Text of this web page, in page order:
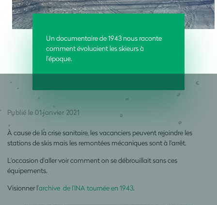
Un documentaire de 1943 nous raconte
comment évoluaient les skieurs à
l’époque.
Publié le 01 janvier 2021
À cause de la crise sanitaire, les vacanciers peuvent rejoindre les
stations de skis mais les remontées mécaniques sont à l'arrêt.
L'occasion d'aller voir comment on se débrouillait sans ces
équipements.
Visionner l’archive de l’INA tournée en 1943.